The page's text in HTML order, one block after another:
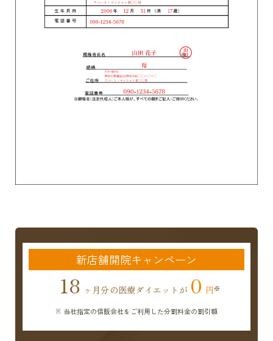
新店舗開院キャンペーン
18 ヶ月分の医療ダイエットが 0 円
※ 当社指定の信販会社をご利用した分割料金の割引額